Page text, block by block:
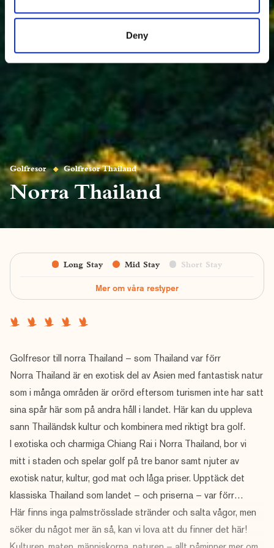
Deny
Golfresor Golfresor Thailand
Norra Thailand
Long Stay Mid Stay Short Stay
Mer om våra restyper
Golfresor till norra Thailand – som Thailand var förr
Norra Thailand är en exotisk del av Asien med fantastisk natur
som i många områden är orörd eftersom turismen inte har satt
sina spår här som på andra håll i landet. Här kan du uppleva
sann Thailändsk kultur och kombinera med riktigt bra golf.
I exotiska och charmiga Chiang Rai i Norra Thailand, bor vi
mitt i staden och spelar golf på tre banor samt njuter av
exotisk natur, kultur, god mat och låga priser. Upptäck det
klassiska Thailand som landet – och priserna – var förr…
Här finns inga palmströsslade stränder och salta vågor, men
söker du något mer än så, kan vi lova att du finner det här!